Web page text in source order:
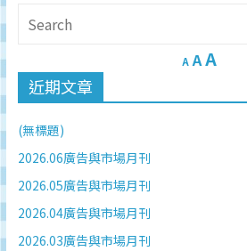
市
場
在
線
深
度
A AA
近期文章
(無標題)
2026.06廣告與市場月刊
2026.05廣告與市場月刊
2026.04廣告與市場月刊
2026.03廣告與市場月刊